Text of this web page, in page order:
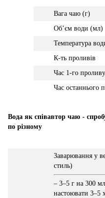
Вага чаю (г)
Обʼєм води (мл)
Температура
К-ть проливів
Час 1-го
Час останнього
Вода як співавтор чаю -
по різному
Заварювання у
стиль)
– 3–5 г на 300
настоювати 3–5